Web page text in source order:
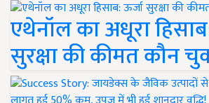
एथेनॉल का अधूरा
सुरक्षा की कीमत कौन